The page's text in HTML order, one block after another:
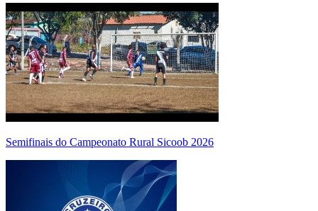
Semifinais do Campeonato Rural Sicoob 2026